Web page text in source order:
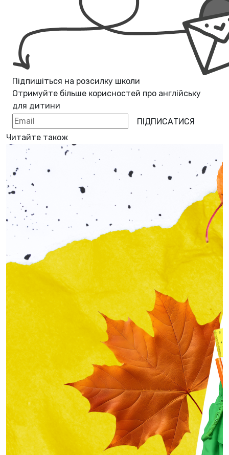
Підпишіться на розсилку школи
Отримуйте більше корисностей про англійську
для дитини
ПІДПИСАТИСЯ
Читайте також